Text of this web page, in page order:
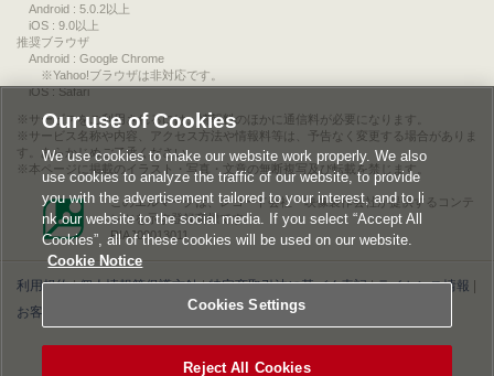
Android : 5.0.2以上
iOS : 9.0以上
推奨ブラウザ
Android : Google Chrome
※Yahoo!ブラウザは非対応です。
iOS : Safari
サービスをご利用されるには、情報料のほかに通信料が必要になります。
サービス名称や内容、アクセス方法や情報料等は、予告なく変更する場合がありま
す。あらかじめご了承ください。
本ページに掲載のイラスト・写真・文章の無断複写及び転載を禁じます。
このエルマークは、レコード会社・映像製作会社が提供するコンテ
ンツを示す登録商標です。
RIAJ00013011
利用規約|個人情報等保護方針|特定商取引法に基づく表記|ライセンス情報
お客様情報の外部送信について|Cookies Settings
Our use of Cookies
We use cookies to make our website work properly. We also
use cookies to analyze the traffic of our website, to provide
you with the advertisement tailored to your interest, and to li
nk our website to the social media. If you select “Accept All
Cookies”, all of these cookies will be used on our website.
Cookie Notice
Cookies Settings
Reject All Cookies